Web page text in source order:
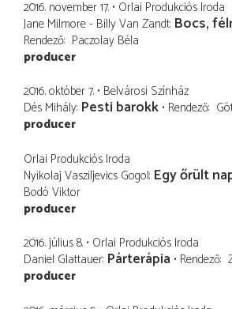
2016. november 17. Orlai Produkciós Iroda
Jane Milmore - Billy Van Zandt Bocs,
Rendező Paczolay Béla
producer
2016. október 7. Belvárosi Színház
Dés Mihály Pesti barokk Rendező
producer
Orlai Produkciós Iroda
Nyikolaj Vasziljevics Gogol Egy őrült
Bodó Viktor
producer
2016. július 8. Orlai Produkciós Iroda
Daniel Glattauer Párterápia Rendező
producer